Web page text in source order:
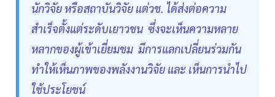
นักวิจัย หรือสถาบันวิจัย แต่วช. ได้ส่งต่อความ
สำเร็จตั้งแต่ระดับเยาวชน ซึ่งจะเห็นความหลาย
หลากของผู้เข้าเยี่ยมชม มีการแลกเปลี่ยนร่วมกัน
ทำให้เห็นภาพของพลังงานวิจัย และ เห็นการนำไป
ใช้ประโยชน์